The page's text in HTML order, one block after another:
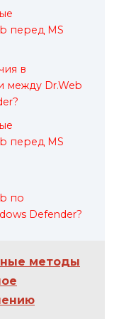
перед MS
в
между Dr.Web
перед MS
по
Defender?
методы